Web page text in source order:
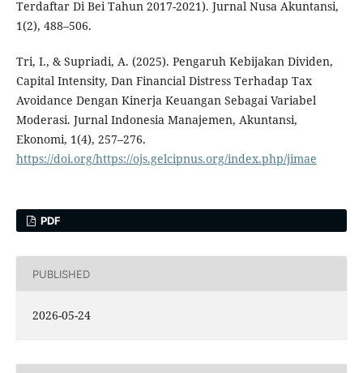
Terdaftar Di Bei Tahun 2017-2021). Jurnal Nusa Akuntansi,
1(2), 488–506.
Tri, I., & Supriadi, A. (2025). Pengaruh Kebijakan Dividen,
Capital Intensity, Dan Financial Distress Terhadap Tax
Avoidance Dengan Kinerja Keuangan Sebagai Variabel
Moderasi. Jurnal Indonesia Manajemen, Akuntansi,
Ekonomi, 1(4), 257–276.
https://doi.org/https://ojs.gelcipnus.org/index.php/jimae
PDF
PUBLISHED
2026-05-24